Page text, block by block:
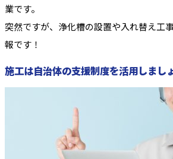
業です。
突然ですが、浄化槽の設置や入れ替え工
報です！
施工は自治体の支援制度を活用しまし